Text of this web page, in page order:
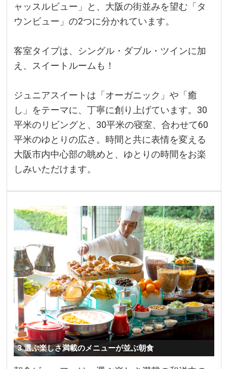
ャッスルビュー」と、大阪の街並みを望む「タ
ウンビュー」の2つに分かれています。
客室タイプは、シングル・ダブル・ツインに加
え、スイートルームも！
ジュニアスイートは「オーガニック」や「癒
し」をテーマに、丁寧に創り上げています。30
平米のリビングと、30平米の寝室、合わせて60
平米のゆとりの広さ。時間と共に表情を変える
大阪市内中心部の眺めと、ゆとりの時間をお楽
しみいただけます。
3.選ぶ楽しさ満載のメニューが並ぶ朝食